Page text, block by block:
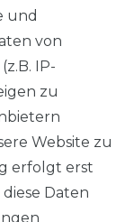
und
von
IP-
zu
Website zu
erfolgt erst
Daten